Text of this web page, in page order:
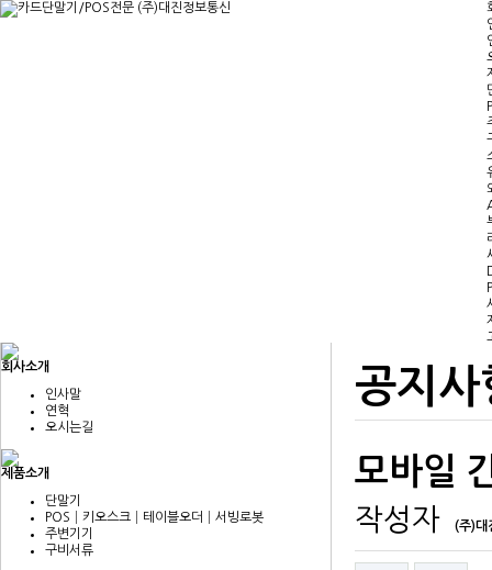
회사소개
인사말
연혁
오시는길
제품소개
단말기
POS│키오스크│테이블오더│서빙로봇
주변기기
구비서류
공지사
모바일
작성자 (주)대